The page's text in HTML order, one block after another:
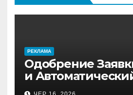
PЕКЛАМА
Одобрение
и
на Банковский